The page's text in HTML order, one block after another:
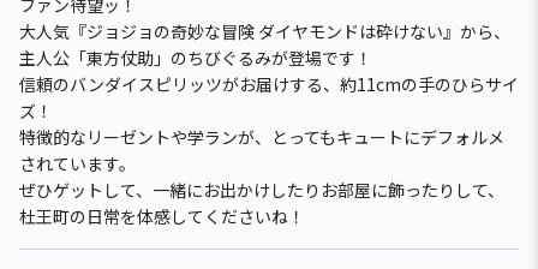
大人気『ジョジョの奇妙な冒険 ダイヤモンドは砕けない』から、
主人公「東方仗助」のちびぐるみが登場です！
信頼のバンダイスピリッツがお届けする、約11cmの手のひらサイ
ズ！
特徴的なリーゼントや学ランが、とってもキュートにデフォルメ
されています。
ぜひゲットして、一緒にお出かけしたりお部屋に飾ったりして、
杜王町の日常を体感してくださいね！